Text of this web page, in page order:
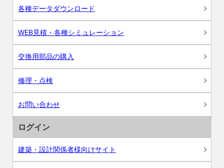
各種データダウンロード
WEB見積・各種シミュレーション
交換用部品の購入
修理・点検
お問い合わせ
ログイン
建築・設計関係者様向けサイト